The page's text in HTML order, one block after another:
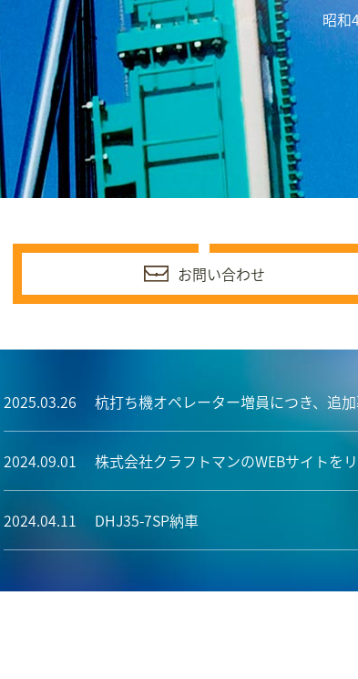
昭和
お問い合わせ
2025.03.26 杭打ち機オペレーター増員につき、追
2024.09.01 株式会社クラフトマンのWEBサイトを
2024.04.11 DHJ35-7SP納車